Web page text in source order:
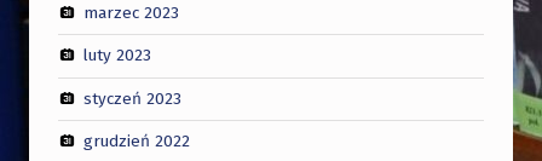
marzec 2023
luty 2023
styczeń 2023
grudzień 2022